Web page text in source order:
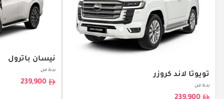
تويوتا لاند كروزر
بدءا من
نيسان باترول
بدءا من
239,900